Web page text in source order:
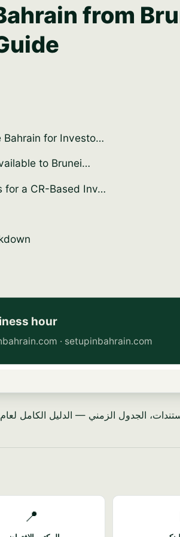
الجدول الزمني — الدليل الكامل لعام 2025.
📍